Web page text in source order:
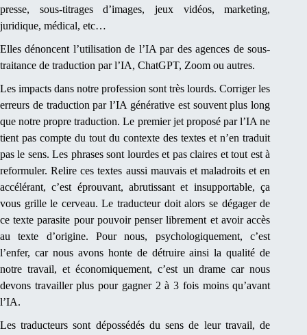
presse, sous-titrages d’images, jeux vidéos, marketing,
juridique, médical, etc…
Elles dénoncent l’utilisation de l’IA par des agences de sous-
traitance de traduction par l’IA, ChatGPT, Zoom ou autres.
Les impacts dans notre profession sont très lourds. Corriger les
erreurs de traduction par l’IA générative est souvent plus long
que notre propre traduction. Le premier jet proposé par l’IA ne
tient pas compte du tout du contexte des textes et n’en traduit
pas le sens. Les phrases sont lourdes et pas claires et tout est à
reformuler. Relire ces textes aussi mauvais et maladroits et en
accélérant, c’est éprouvant, abrutissant et insupportable, ça
vous grille le cerveau. Le traducteur doit alors se dégager de
ce texte parasite pour pouvoir penser librement et avoir accès
au texte d’origine. Pour nous, psychologiquement, c’est
l’enfer, car nous avons honte de détruire ainsi la qualité de
notre travail, et économiquement, c’est un drame car nous
devons travailler plus pour gagner 2 à 3 fois moins qu’avant
l’IA.
Les traducteurs sont dépossédés du sens de leur travail, de